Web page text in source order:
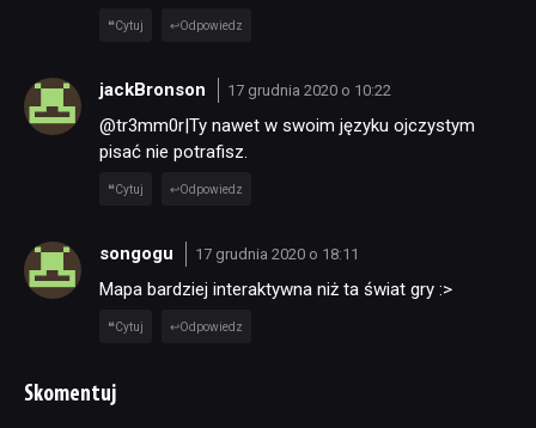
Cytuj Odpowiedz
jackBronson 17 grudnia 2020 o 10:22
@tr3mm0r|Ty nawet w swoim języku ojczystym
pisać nie potrafisz.
Cytuj Odpowiedz
songogu 17 grudnia 2020 o 18:11
Mapa bardziej interaktywna niż ta świat gry :>
Cytuj Odpowiedz
Skomentuj